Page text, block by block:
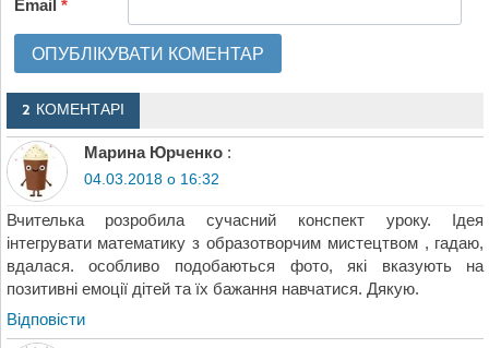
Email*
2 КОМЕНТАРІ
Марина Юрченко :
04.03.2018 о 16:32
Вчителька розробила сучасний конспект уроку. Ідея
інтегрувати математику з образотворчим мистецтвом , гадаю,
вдалася. особливо подобаються фото, які вказують на
позитивні емоції дітей та їх бажання навчатися. Дякую.
Відповіcти